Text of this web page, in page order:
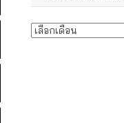
บทความรายเดือน